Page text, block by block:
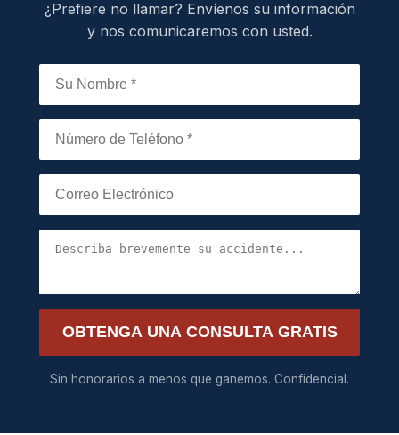
¿Prefiere no llamar? Envíenos su información
y nos comunicaremos con usted.
OBTENGA UNA CONSULTA GRATIS
Sin honorarios a menos que ganemos. Confidencial.